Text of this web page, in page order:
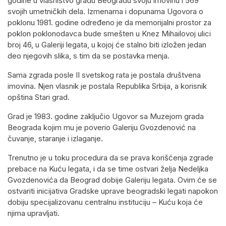
svojih umetničkih dela. Izmenama i dopunama Ugovora o
poklonu 1981. godine određeno je da memorijalni prostor za
poklon poklonodavca bude smešten u Knez Mihailovoj ulici
broj 46, u Galeriji legata, u kojoj će stalno biti izložen jedan
deo njegovih slika, s tim da se postavka menja.
Sama zgrada posle II svetskog rata je postala društvena
imovina. Njen vlasnik je postala Republika Srbija, a korisnik
opština Stari grad.
Grad je 1983. godine zaključio Ugovor sa Muzejom grada
Beograda kojim mu je poverio Galeriju Gvozdenović na
čuvanje, staranje i izlaganje.
Trenutno je u toku procedura da se prava korišćenja zgrade
prebace na Kuću legata, i da se time ostvari želja Nedeljka
Gvozdenovića da Beograd dobije Galeriju legata. Ovim će se
ostvariti inicijativa Gradske uprave beogradski legati napokon
dobiju specijalizovanu centralnu instituciju – Kuću koja će
njima upravljati.